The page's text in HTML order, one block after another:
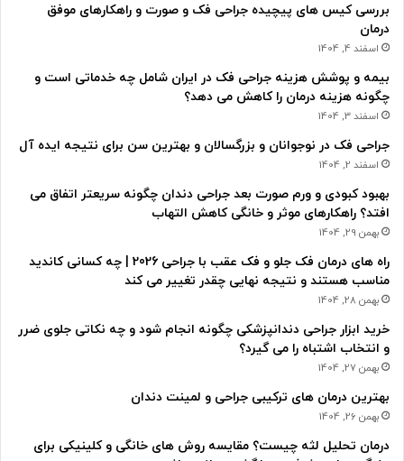
بررسی کیس های پیچیده جراحی فک و صورت و راهکارهای موفق
درمان
اسفند 4, 1404
بیمه و پوشش هزینه جراحی فک در ایران شامل چه خدماتی است و
چگونه هزینه درمان را کاهش می دهد؟
اسفند 3, 1404
جراحی فک در نوجوانان و بزرگسالان و بهترین سن برای نتیجه ایده آل
اسفند 2, 1404
بهبود کبودی و ورم صورت بعد جراحی دندان چگونه سریعتر اتفاق می
افتد؟ راهکارهای موثر و خانگی کاهش التهاب
بهمن 29, 1404
راه های درمان فک جلو و فک عقب با جراحی 2026 | چه کسانی کاندید
مناسب هستند و نتیجه نهایی چقدر تغییر می کند
بهمن 28, 1404
خرید ابزار جراحی دندانپزشکی چگونه انجام شود و چه نکاتی جلوی ضرر
و انتخاب اشتباه را می گیرد؟
بهمن 27, 1404
بهترین درمان های ترکیبی جراحی و لمینت دندان
بهمن 26, 1404
درمان تحلیل لثه چیست؟ مقایسه روش های خانگی و کلینیکی برای